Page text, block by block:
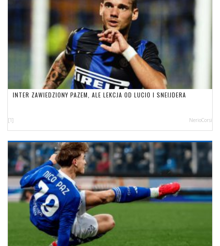
INTER ZAWIEDZIONY PAZEM, ALE LEKCJA OD LUCIO I SNEIJDERA
[1] NerioCorsi